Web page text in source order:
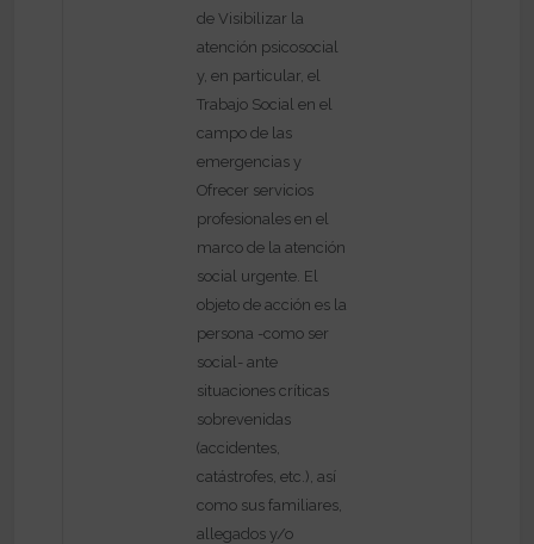
de Visibilizar la
atención psicosocial
y, en particular, el
Trabajo Social en el
campo de las
emergencias y
Ofrecer servicios
profesionales en el
marco de la atención
social urgente. El
objeto de acción es la
persona -como ser
social- ante
situaciones críticas
sobrevenidas
(accidentes,
catástrofes, etc.), así
como sus familiares,
allegados y/o